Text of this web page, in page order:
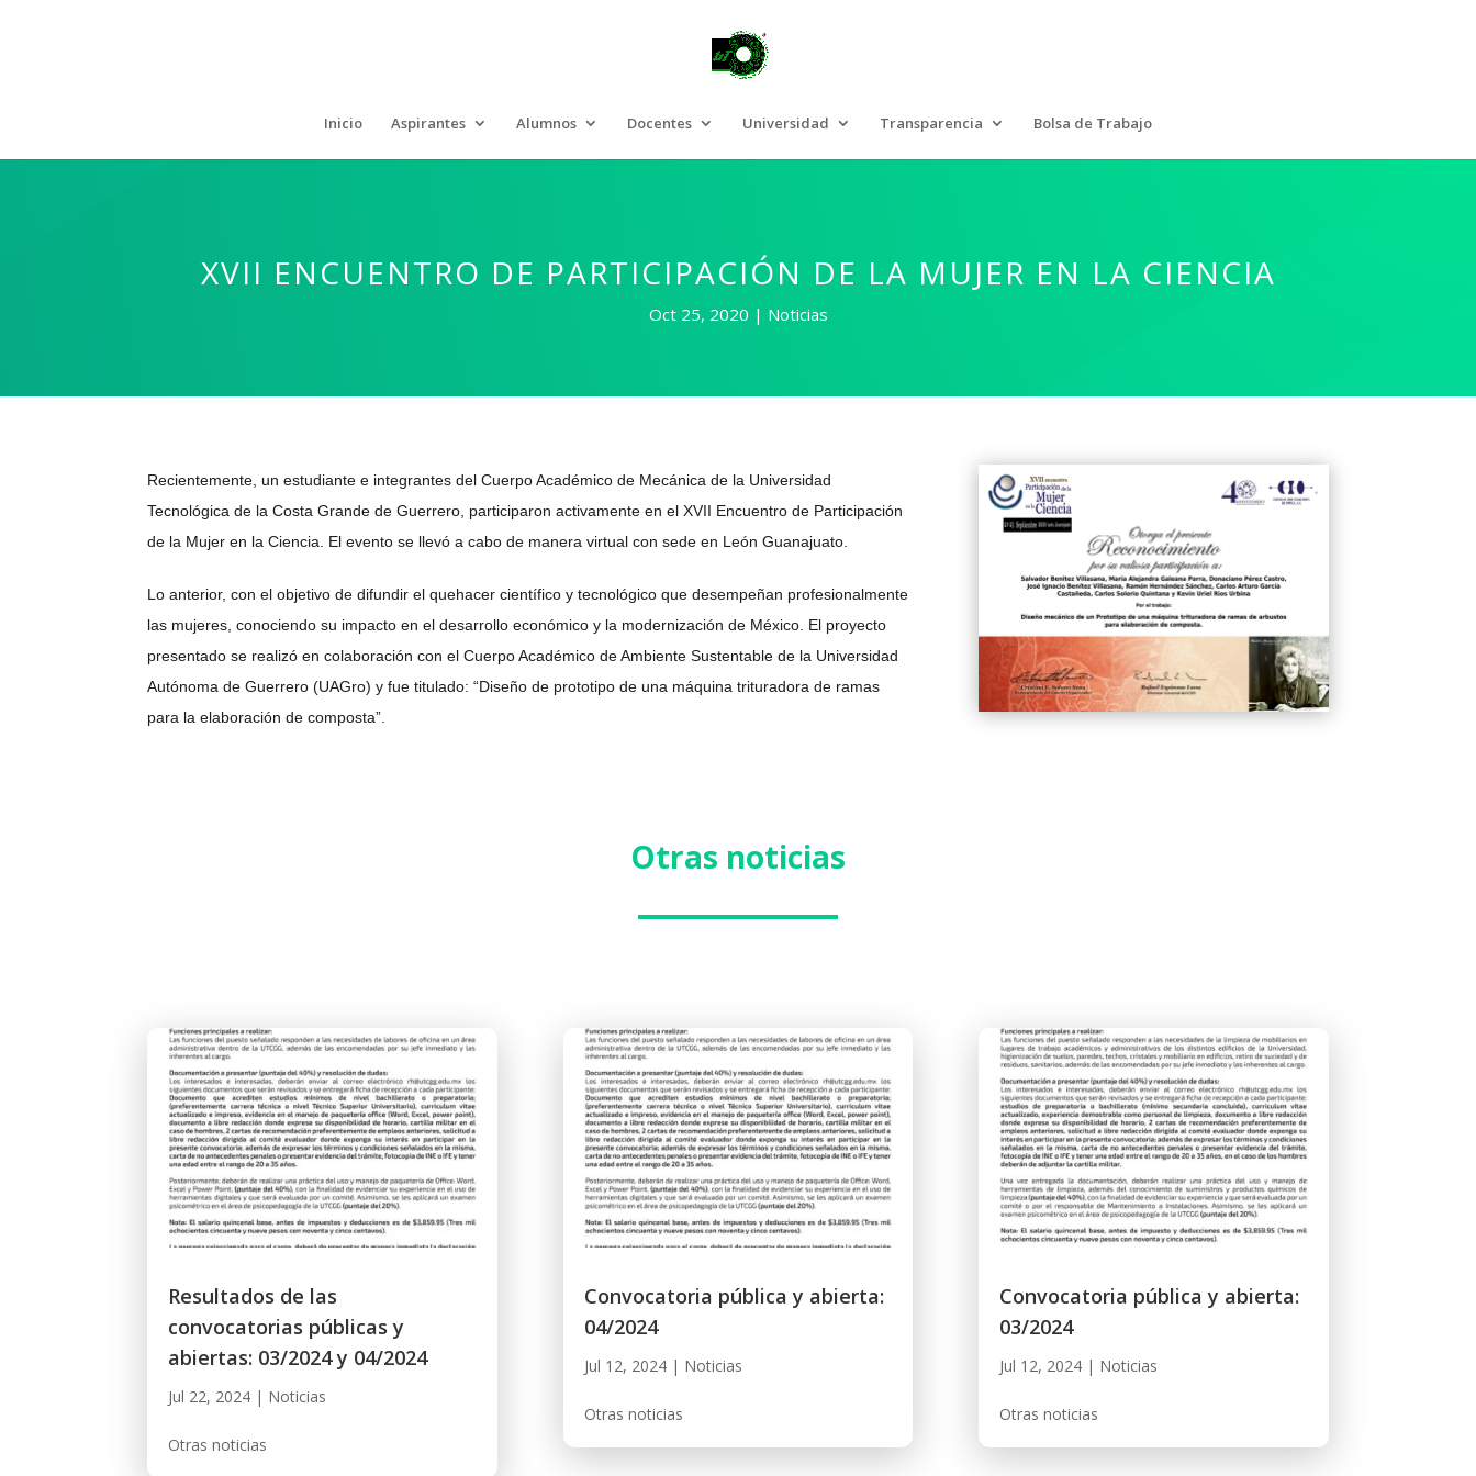
Inicio Aspirantes Alumnos Docentes Universidad Transparencia Bolsa de Trabajo
XVII ENCUENTRO DE PARTICIPACIÓN DE LA MUJER EN LA CIENCIA
Oct 25, 2020 Noticias
Recientemente, un estudiante e integrantes del Cuerpo Académico de Mecánica de la Universidad
Tecnológica de la Costa Grande de Guerrero, participaron activamente en el XVII Encuentro de Participación
de la Mujer en la Ciencia. El evento se llevó a cabo de manera virtual con sede en León Guanajuato.
Lo anterior, con el objetivo de difundir el quehacer científico y tecnológico que desempeñan profesionalmente
las mujeres, conociendo su impacto en el desarrollo económico y la modernización de México. El proyecto
presentado se realizó en colaboración con el Cuerpo Académico de Ambiente Sustentable de la Universidad
Autónoma de Guerrero (UAGro) y fue titulado: “Diseño de prototipo de una máquina trituradora de ramas
para la elaboración de composta”.
Otras noticias
Resultados de las
convocatorias públicas y
abiertas: 03/2024 y 04/2024
Jul 22, 2024 | Noticias
Otras noticias
Convocatoria pública y abierta:
04/2024
Jul 12, 2024| Noticias
Otras noticias
Convocatoria pública y abierta:
03/2024
Jul 12, 2024| Noticias
Otras noticias